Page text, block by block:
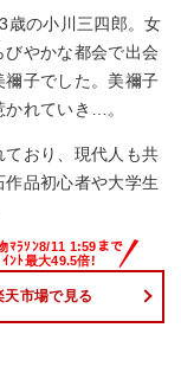
歳の小川三四郎。女
やかな都会で出会
禰子でした。美禰子
れていき…。
おり、現代人も共
品初心者や大学生
天市場で見る